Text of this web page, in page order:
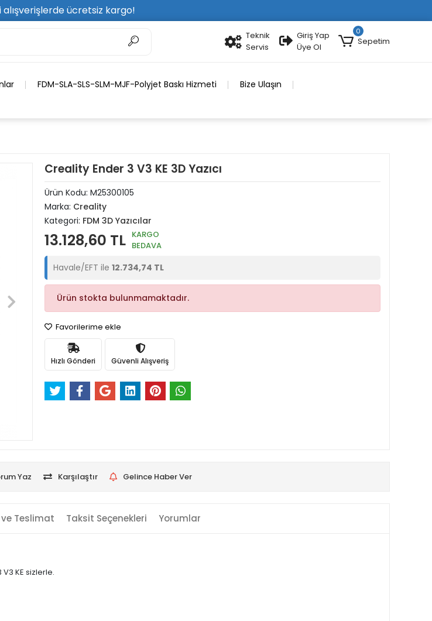
alışverişlerde ücretsiz kargo!
Teknik
Servis
Giriş Yap
Üye Ol
0
Sepetim
FDM-SLA-SLS-SLM-MJF-Polyjet Baskı Hizmeti Bize Ulaşın
Creality Ender 3 V3 KE 3D Yazıcı
Ürün Kodu: M25300105
Marka: Creality
Kategori: FDM 3D Yazıcılar
13.128,60 TL KARGO
BEDAVA
Havale/EFT ile 12.734,74 TL
Ürün stokta bulunmamaktadır.
Favorilerime ekle
Hızlı Gönderi Güvenli Alışveriş
Yaz Karşılaştır Gelince Haber Ver
Teslimat Taksit Seçenekleri Yorumlar
KE sizlerle.